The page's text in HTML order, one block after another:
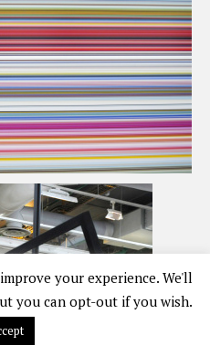
your experience. We'll
you can opt-out if you wish.